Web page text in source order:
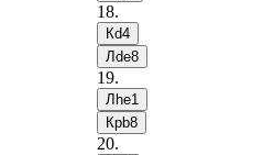
18.
Кd4
Лde8
19.
Лhe1
Крb8
20.